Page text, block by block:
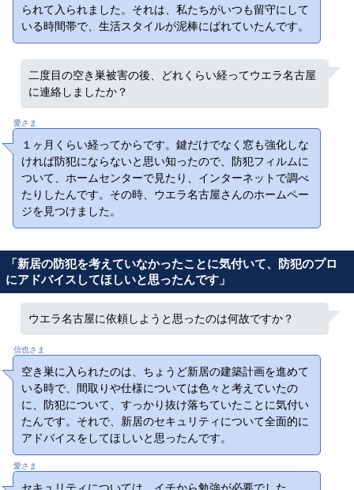
られて入られました。それは、私たちがいつも留守にして
いる時間帯で、生活スタイルが泥棒にばれていたんです。
二度目の空き巣被害の後、どれくらい経ってウエラ名古屋
に連絡しましたか？
愛さま
１ヶ月くらい経ってからです。鍵だけでなく窓も強化しな
ければ防犯にならないと思い知ったので、防犯フィルムに
ついて、ホームセンターで見たり、インターネットで調べ
たりしたんです。その時、ウエラ名古屋さんのホームペー
ジを見つけました。
「新居の防犯を考えていなかったことに気付いて、防犯のプロ
にアドバイスしてほしいと思ったんです」
ウエラ名古屋に依頼しようと思ったのは何故ですか？
信也さま
空き巣に入られたのは、ちょうど新居の建築計画を進めて
いる時で、間取りや仕様については色々と考えていたの
に、防犯について、すっかり抜け落ちていたことに気付い
たんです。それで、新居のセキュリティについて全面的に
アドバイスをしてほしいと思ったんです。
愛さま